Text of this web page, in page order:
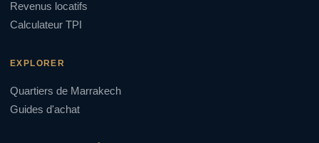
Revenus locatifs
Calculateur TPI
EXPLORER
Quartiers de Marrakech
Guides d'achat